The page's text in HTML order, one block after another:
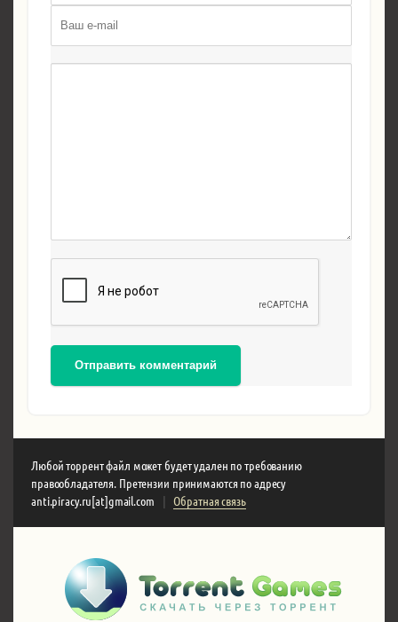
Отправить комментарий
Любой торрент файл может будет удален по требованию
правообладателя. Претензии принимаются по адресу
anti.piracy.ru[at]gmail.com
| Обратная связь